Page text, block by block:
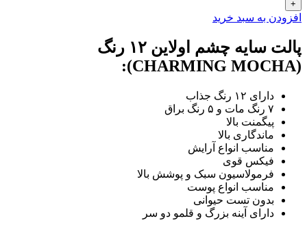
افزودن به سبد خرید
پالت سایه چشم اولاین ۱۲ رنگ
(CHARMING MOCHA):
دارای ۱۲ رنگ جذاب
۷ رنگ مات و ۵ رنگ براق
پیگمنت بالا
ماندگاری بالا
مناسب انواع آرایش
فیکس قوی
فرمولاسیون سبک و پوشش بالا
مناسب انواع پوست
بدون تست حیوانی
دارای آینه بزرگ و قلمو دو سر